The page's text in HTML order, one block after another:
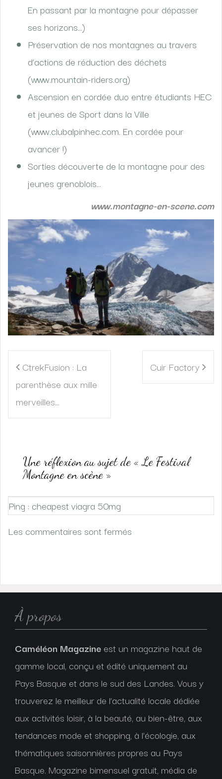
En passant par la montagne pour dépasser
ses horizons…)
Préservation de nos montagnes au travers
d’actions de réduction des déchets
(www.mountain-riders.org)
Ascension en cordée duo entre étudiants HEC
et jeunes de Sport dans la Ville
(www.clubalpinhec.com. En cordée pour
avancer !)
Sorties découverte de la montagne pour des
jeunes grenoblois…
www.montagne-en-scene.com
de
l’article
CtrekFusion : La
parenthèse aux mille
merveilles…
Cuir Factory
Une réflexion au sujet de «Le Festival
Montagne en scène»
Ping : cheapest viagra 50mg
Les commentaires sont fermés
À propos
Caméléon Magazine est un magazine haut de
gamme local, conçu et édité uniquement au
Pays Basque et dans le sud des Landes. Vous y
trouverez le meilleur de l’actualité locale dédiée
aux activités loisir, à la beauté, au bien-être, aux
tendances mode et shopping, à l’écologie, aux
thématiques saisonnières propres au Pays
Basque. Magazine bimensuel gratuit, média de